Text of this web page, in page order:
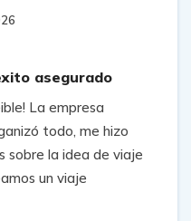
asegurado
La empresa
todo, me hizo
sobre la idea de viaje
un viaje